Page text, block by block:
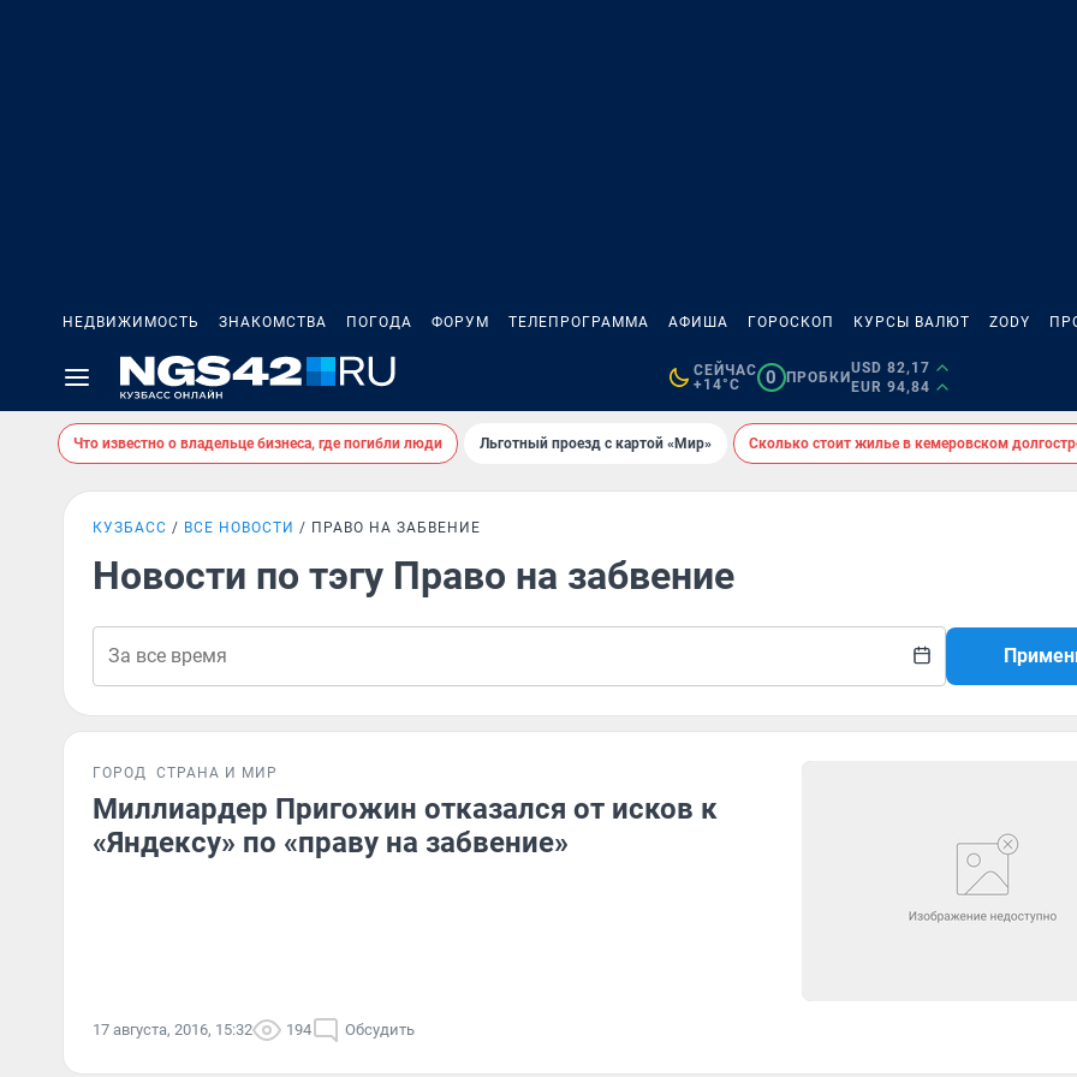
НЕДВИЖИМОСТЬ ЗНАКОМСТВА ПОГОДА ФОРУМ ТЕЛЕПРОГРАММА АФИША ГОРОСКОП КУРСЫ ВАЛЮТ ZODY
СЕЙЧАС
+14°C
0 ПРОБКИ
USD 82,17
EUR 94,84
Что известно о владельце бизнеса, где погибли люди Льготный проезд с картой «Мир» Сколько стоит жилье в кемеровском
КУЗБАСС ВСЕ НОВОСТИ ПРАВО НА ЗАБВЕНИЕ
Новости по тэгу Право на забвение
ГОРОД СТРАНА И МИР
Миллиардер Пригожин отказался от исков к
«Яндексу» по «праву на забвение»
17 августа, 2016, 15:32 194 Обсудить